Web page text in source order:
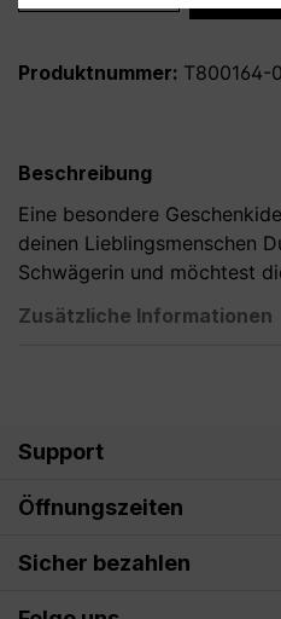
Produktnummer: T800164-
Beschreibung
Eine besondere
deinen Lieblingsmenschen
Schwägerin und möchtest
Zusätzliche Informationen
Support
Öffnungszeiten
Sicher bezahlen